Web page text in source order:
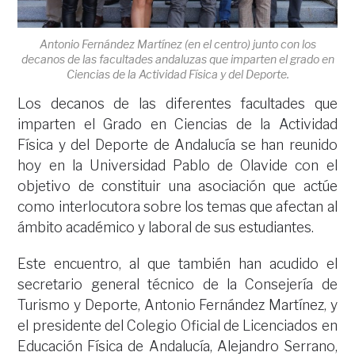
Antonio Fernández Martínez (en el centro) junto con los
decanos de las facultades andaluzas que imparten el grado en
Ciencias de la Actividad Física y del Deporte.
Los decanos de las diferentes facultades que
imparten el Grado en Ciencias de la Actividad
Física y del Deporte de Andalucía se han reunido
hoy en la Universidad Pablo de Olavide con el
objetivo de constituir una asociación que actúe
como interlocutora sobre los temas que afectan al
ámbito académico y laboral de sus estudiantes.
Este encuentro, al que también han acudido el
secretario general técnico de la Consejería de
Turismo y Deporte, Antonio Fernández Martínez, y
el presidente del Colegio Oficial de Licenciados en
Educación Física de Andalucía, Alejandro Serrano,